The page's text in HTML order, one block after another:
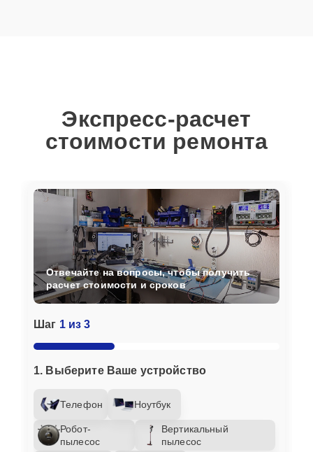
Экспресс-расчет
стоимости ремонта
Шаг 1 из 3
1. Выберите Ваше устройство
Телефон Ноутбук
Робот-
пылесос
Вертикальный
пылесос
Отвечайте на вопросы, чтобы получить
расчет стоимости и сроков